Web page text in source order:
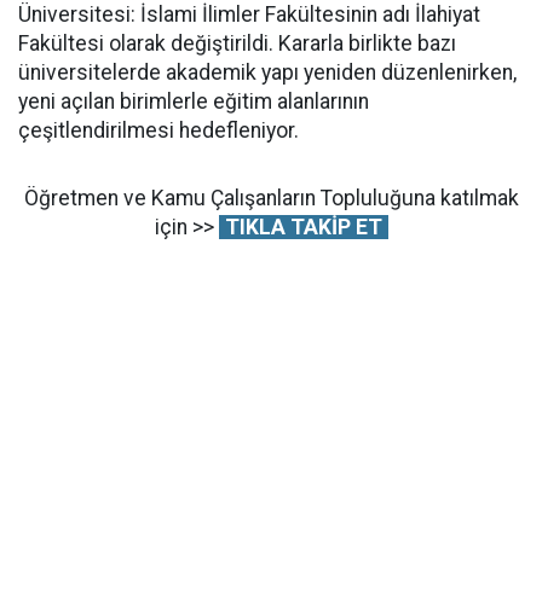
Üniversitesi: İslami İlimler Fakültesinin adı İlahiyat
Fakültesi olarak değiştirildi. Kararla birlikte bazı
üniversitelerde akademik yapı yeniden düzenlenirken,
yeni açılan birimlerle eğitim alanlarının
çeşitlendirilmesi hedefleniyor.
Öğretmen ve Kamu Çalışanların Topluluğuna katılmak
için >> TIKLA TAKİP ET